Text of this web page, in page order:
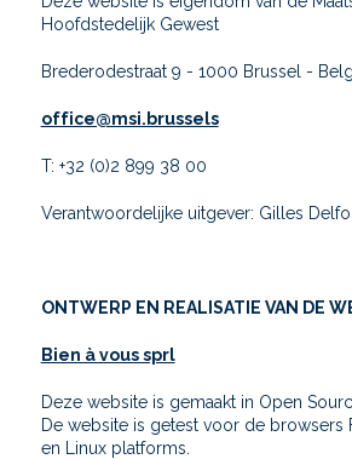
Hoofdstedelijk Gewest
Brederodestraat 9 - 1000 Brussel -
office@msi.brussels
T: +32 (0)2 899 38 00
Verantwoordelijke uitgever: Gilles
ONTWERP EN REALISATIE VAN DE
Bien à vous sprl
Deze website is gemaakt in Open
De website is getest voor de browsers
en Linux platforms.